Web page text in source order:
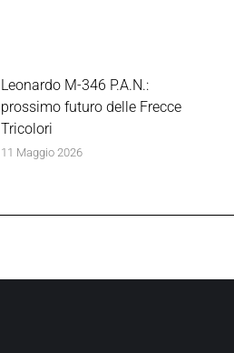
Leonardo M-346 P.A.N.:
prossimo futuro delle Frecce
Tricolori
11 Maggio 2026